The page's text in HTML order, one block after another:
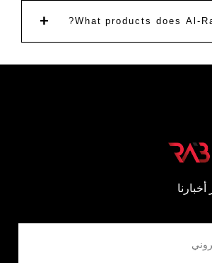
What products does Al-
+